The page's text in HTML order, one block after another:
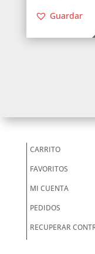
Guardar
CARRITO
FAVORITOS
MI CUENTA
PEDIDOS
RECUPERAR